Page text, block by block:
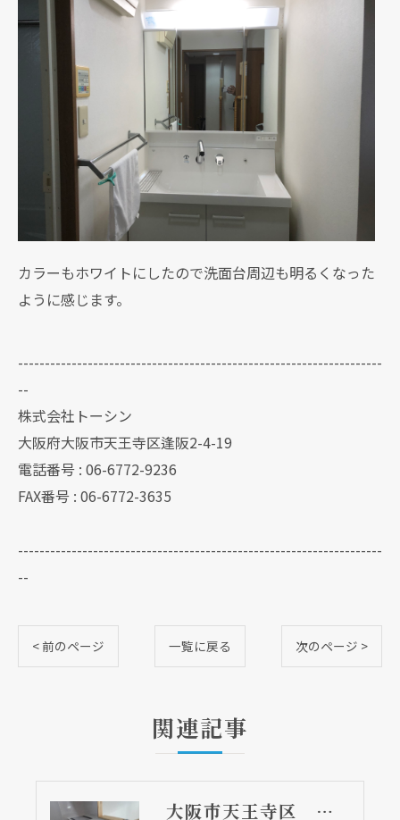
カラーもホワイトにしたので洗面台周辺も明るくなった
ように感じます。
--------------------------------------------------------------------
--
株式会社トーシン
大阪府大阪市天王寺区逢阪2-4-19
電話番号 : 06-6772-9236
FAX番号 : 06-6772-3635
--------------------------------------------------------------------
--
< 前のページ 一覧に戻る 次のページ >
関連記事
大阪市天王寺区 分譲マンションのフルリフォーム工事④ キッチンリフォーム